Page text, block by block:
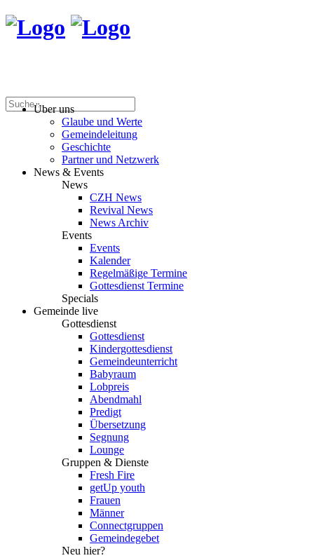
Über uns
Glaube und Werte
Gemeindeleitung
Geschichte
Partner und Netzwerk
News & Events
News
CZH News
Revival News
News Archiv
Events
Events
Kalender
Regelmäßige Termine
Gottesdienst Termine
Specials
Gemeinde live
Gottesdienst
Gottesdienst
Kindergottesdienst
Gemeindeunterricht
Babyraum
Lobpreis
Abendmahl
Predigt
Übersetzung
Segnung
Lounge
Gruppen & Dienste
Fresh Fire
getUp youth
Frauen
Männer
Connectgruppen
Gemeindegebet
Neu hier?